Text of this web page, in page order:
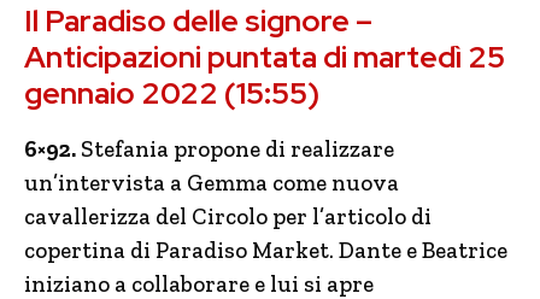
Il Paradiso delle signore –
Anticipazioni puntata di martedì 25
gennaio 2022 (15:55)
6×92. Stefania propone di realizzare
un’intervista a Gemma come nuova
cavallerizza del Circolo per l’articolo di
copertina di Paradiso Market. Dante e Beatrice
iniziano a collaborare e lui si apre